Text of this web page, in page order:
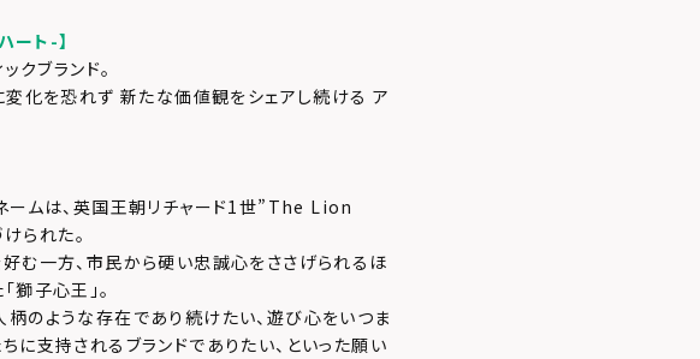
ート-】
クブランド。
変化を恐れず 新たな価値観をシェアし続ける ア
ームは、英国王朝リチャード1世”The Lion
られた。
む一方、市民から硬い忠誠心をささげられるほ
獅子心王」。
のような存在であり続けたい、遊び心をいつま
に支持されるブランドでありたい、といった願い